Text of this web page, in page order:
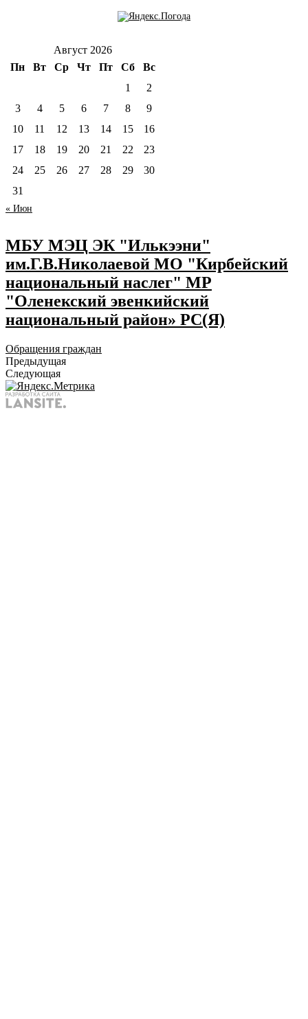
Август 2026
Пн
Вт Ср Чт Пт Сб
Вс
1
2
3
4 5 6 7 8
9
10
11 12 13 14 15
16
17
18 19 20 21 22
23
24
25 26 27 28 29
30
31
« Июн
МБУ МЭЦ ЭК "Илькээни"
им.Г.В.Николаевой МО "Кирбейский
национальный наслег" МР
"Оленекский эвенкийский
национальный район» РС(Я)
Обращения граждан
Предыдущая
Следующая